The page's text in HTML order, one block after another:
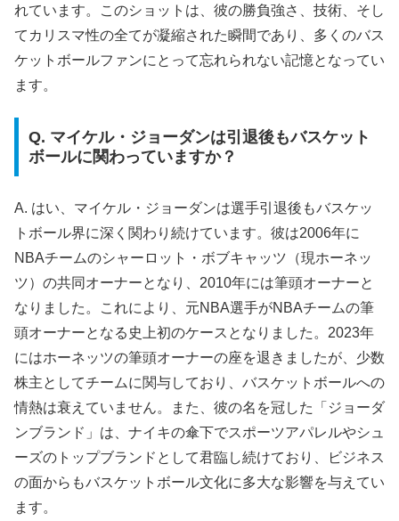
れています。このショットは、彼の勝負強さ、技術、そし
てカリスマ性の全てが凝縮された瞬間であり、多くのバス
ケットボールファンにとって忘れられない記憶となってい
ます。
Q. マイケル・ジョーダンは引退後もバスケット
ボールに関わっていますか？
A. はい、マイケル・ジョーダンは選手引退後もバスケッ
トボール界に深く関わり続けています。彼は2006年に
NBAチームのシャーロット・ボブキャッツ（現ホーネッ
ツ）の共同オーナーとなり、2010年には筆頭オーナーと
なりました。これにより、元NBA選手がNBAチームの筆
頭オーナーとなる史上初のケースとなりました。2023年
にはホーネッツの筆頭オーナーの座を退きましたが、少数
株主としてチームに関与しており、バスケットボールへの
情熱は衰えていません。また、彼の名を冠した「ジョーダ
ンブランド」は、ナイキの傘下でスポーツアパレルやシュ
ーズのトップブランドとして君臨し続けており、ビジネス
の面からもバスケットボール文化に多大な影響を与えてい
ます。